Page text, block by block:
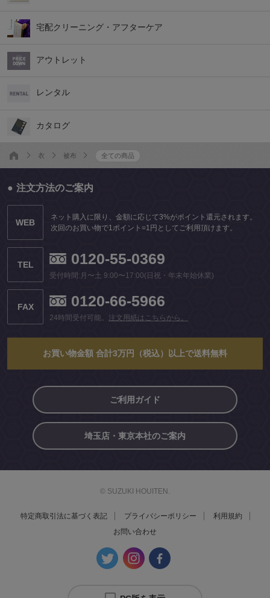
宅配クリーニング・アフターケア
アウトレット
レンタル
カタログ
衣 被布 全ての商品
注文方法のご案内
WEB
ネット購入に限り、金額に応じて3%がポイント還元されます。
次回のお買い物で1ポイント=1円としてご利用頂けます。
TEL 0120-55-0369
受付時間:月〜土 9:00〜17:00(日祝・年末年始休業)
FAX 0120-66-5966
24時間受付可能。 注文用紙はこちらから。
お買い物金額 合計3万円（税込）以上で送料無料
ご利用ガイド
埼玉店・東京本社のご案内
© SUZUKI HOUITEN.
特定商取引法に基づく表記 プライバシーポリシー
利用規約
お問い合わせ